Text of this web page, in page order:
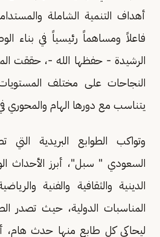
أهداف التنمية الشاملة
فاعلاً ومساهماً رئيسياً في بناء
الرشيدة - حفظها الله -، حققت
النجاحات على مختلف
يتناسب مع دورها الهام والمحوري
وتواكب الطوابع البريدية
السعودي " سبل"، أبرز الأحداث
الدينية والثقافية والفنية
المناسبات الدولية، حيث تصدر
ليحاكي كل طابع منها حدث هام،